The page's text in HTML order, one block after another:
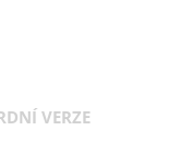
VERZE